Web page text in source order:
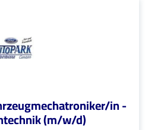
in -
(m/w/d)